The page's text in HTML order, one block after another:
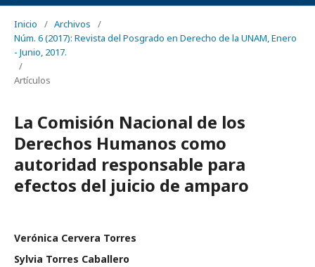
Inicio / Archivos
/
Núm. 6 (2017): Revista del Posgrado en Derecho de la UNAM, Enero
- Junio, 2017.
/
Artículos
La Comisión Nacional de los
Derechos Humanos como
autoridad responsable para
efectos del juicio de amparo
Verónica Cervera Torres
Sylvia Torres Caballero